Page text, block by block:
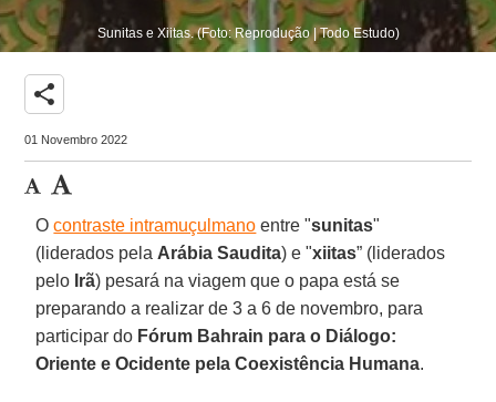
Sunitas e Xiitas. (Foto: Reprodução | Todo Estudo)
share
01 Novembro 2022
Ocontraste intramuçulmano entre "sunitas"
(liderados pela Arábia Saudita) e "xiitas” (liderados
pelo Irã) pesará na viagem que o papa está se
preparando a realizar de 3 a 6 de novembro, para
participar do Fórum Bahrain para o Diálogo:
Oriente e Ocidente pela Coexistência Humana.